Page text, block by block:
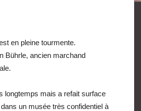
en pleine tourmente.
Bührle, ancien marchand
longtemps mais a refait surface
un musée très confidentiel à